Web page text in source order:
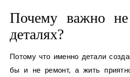
Почему важно
деталях?
Потому что именно детали
бы и не ремонт, а жить